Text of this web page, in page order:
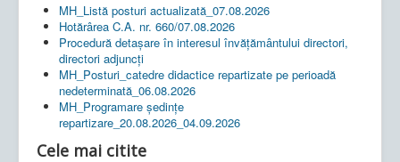
MH_Listă posturi actualizată_07.08.2026
Hotărârea C.A. nr. 660/07.08.2026
Procedură detașare în interesul învățământului directori,
directori adjuncți
MH_Posturi_catedre didactice repartizate pe perioadă
nedeterminată_06.08.2026
MH_Programare ședințe
repartizare_20.08.2026_04.09.2026
Cele mai citite